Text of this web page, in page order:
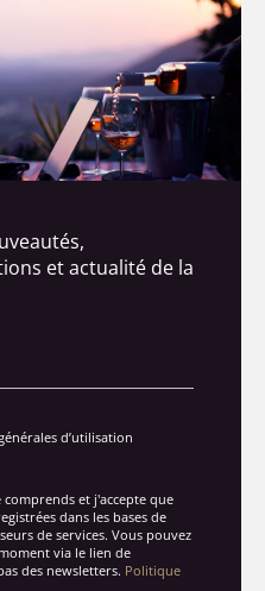
et actualité de la
d’utilisation
comprends et j'accepte que
dans les bases de
de services. Vous pouvez
via le lien de
des newsletters. Politique